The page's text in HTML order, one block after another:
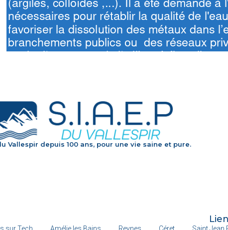
Vallespir depuis 100 ans, pour une vie saine et pure.